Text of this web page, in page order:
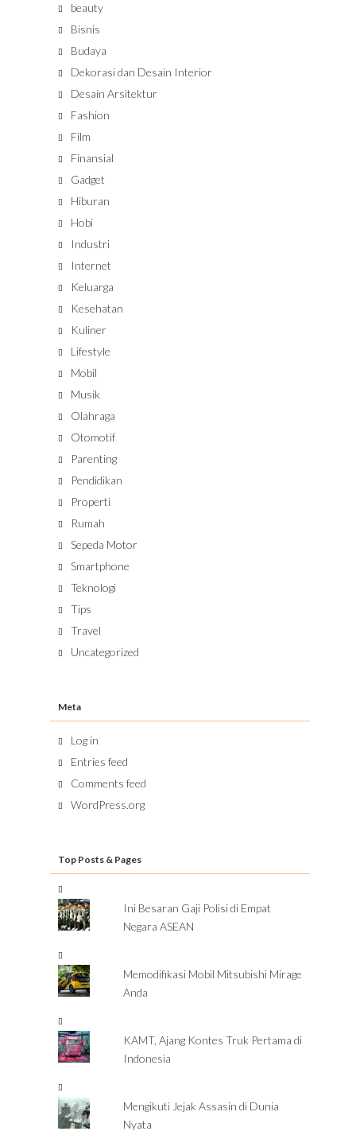
beauty
Bisnis
Budaya
Dekorasi dan Desain Interior
Desain Arsitektur
Fashion
Film
Finansial
Gadget
Hiburan
Hobi
Industri
Internet
Keluarga
Kesehatan
Kuliner
Lifestyle
Mobil
Musik
Olahraga
Otomotif
Parenting
Pendidikan
Properti
Rumah
Sepeda Motor
Smartphone
Teknologi
Tips
Travel
Uncategorized
Meta
Log in
Entries feed
Comments feed
WordPress.org
Top Posts & Pages
Ini Besaran Gaji Polisi di Empat
Negara ASEAN
Memodifikasi Mobil Mitsubishi Mirage
Anda
KAMT, Ajang Kontes Truk Pertama di
Indonesia
Mengikuti Jejak Assasin di Dunia
Nyata